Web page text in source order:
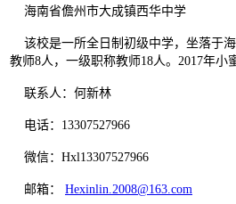
海南省儋州市大成镇西华中学
该校是一所全日制初级中学，坐落于
教师8人，一级职称教师18人。2017年小
联系人：何新林
电话：13307527966
微信：Hxl13307527966
邮箱： Hexinlin.2008@163.com